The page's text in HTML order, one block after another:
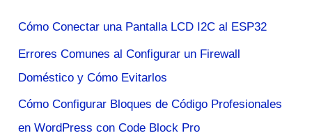
p
o
r
:
Cómo Conectar una Pantalla LCD I2C al ESP32
Errores Comunes al Configurar un Firewall
Doméstico y Cómo Evitarlos
Cómo Configurar Bloques de Código Profesionales
en WordPress con Code Block Pro